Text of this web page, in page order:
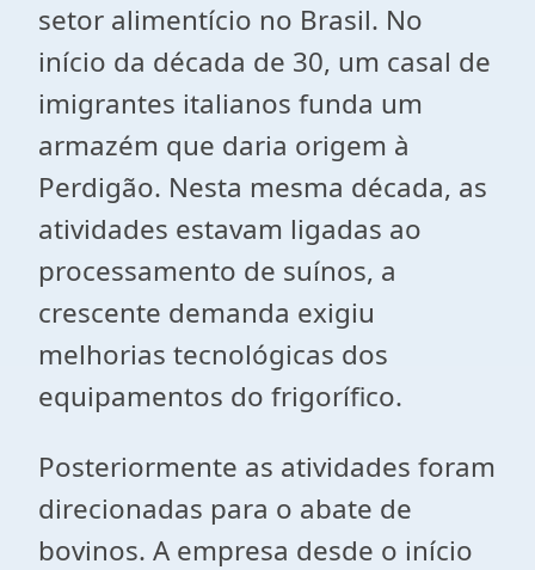
setor alimentício no Brasil. No
início da década de 30, um casal de
imigrantes italianos funda um
armazém que daria origem à
Perdigão. Nesta mesma década, as
atividades estavam ligadas ao
processamento de suínos, a
crescente demanda exigiu
melhorias tecnológicas dos
equipamentos do frigorífico.
Posteriormente as atividades foram
direcionadas para o abate de
bovinos. A empresa desde o início